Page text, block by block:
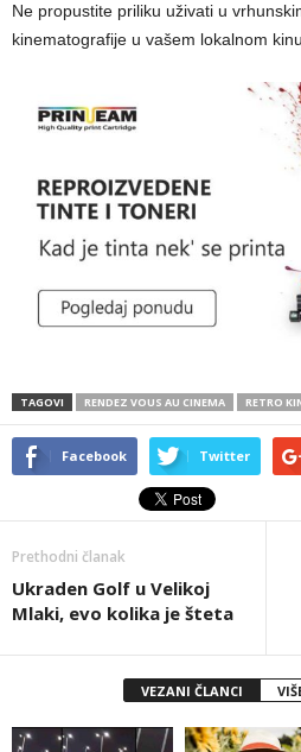
Ne propustite priliku uživati u
kinematografije u vašem lokalnom
TAGOVI RENDEZ VOUS AU CINEMA RETRO
Facebook Twitter
Prethodni članak
Ukraden Golf u Velikoj
Mlaki, evo kolika je šteta
VEZANI ČLANCI